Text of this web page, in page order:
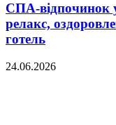
СПА-відпочинок
релакс,
готель
24.06.2026